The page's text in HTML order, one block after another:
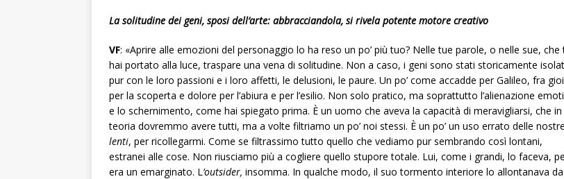
La solitudine dei geni, sposi dell’arte: abbracciandola, si rivela potente motore creativo
VF: «Aprire alle emozioni del personaggio lo ha reso un po’ più tuo? Nelle tue parole, o nelle sue, che
hai portato alla luce, traspare una vena di solitudine. Non a caso, i geni sono stati storicamente
pur con le loro passioni e i loro affetti, le delusioni, le paure. Un po’ come accadde per Galileo, fra
per la scoperta e dolore per l’abiura e per l’esilio. Non solo pratico, ma soprattutto l’alienazione
e lo schernimento, come hai spiegato prima. È un uomo che aveva la capacità di meravigliarsi, che in
teoria dovremmo avere tutti, ma a volte filtriamo un po’ noi stessi. È un po’ un uso errato delle nostre
lenti, per ricollegarmi. Come se filtrassimo tutto quello che vediamo pur sembrando così lontani,
estranei alle cose. Non riusciamo più a cogliere quello stupore totale. Lui, come i grandi, lo faceva,
era un emarginato. L’outsider, insomma. In qualche modo, il suo tormento interiore lo allontanava da